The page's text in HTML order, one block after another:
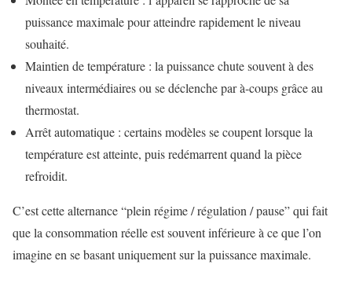
puissance maximale pour atteindre rapidement le niveau
souhaité.
Maintien de température : la puissance chute souvent à des
niveaux intermédiaires ou se déclenche par à-coups grâce au
thermostat.
Arrêt automatique : certains modèles se coupent lorsque la
température est atteinte, puis redémarrent quand la pièce
refroidit.
C’est cette alternance “plein régime / régulation / pause” qui fait
que la consommation réelle est souvent inférieure à ce que l’on
imagine en se basant uniquement sur la puissance maximale.